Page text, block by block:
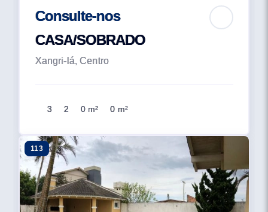
Consulte-nos
CASA/SOBRADO
Xangri-lá, Centro
3 2 0 m² 0 m²
113